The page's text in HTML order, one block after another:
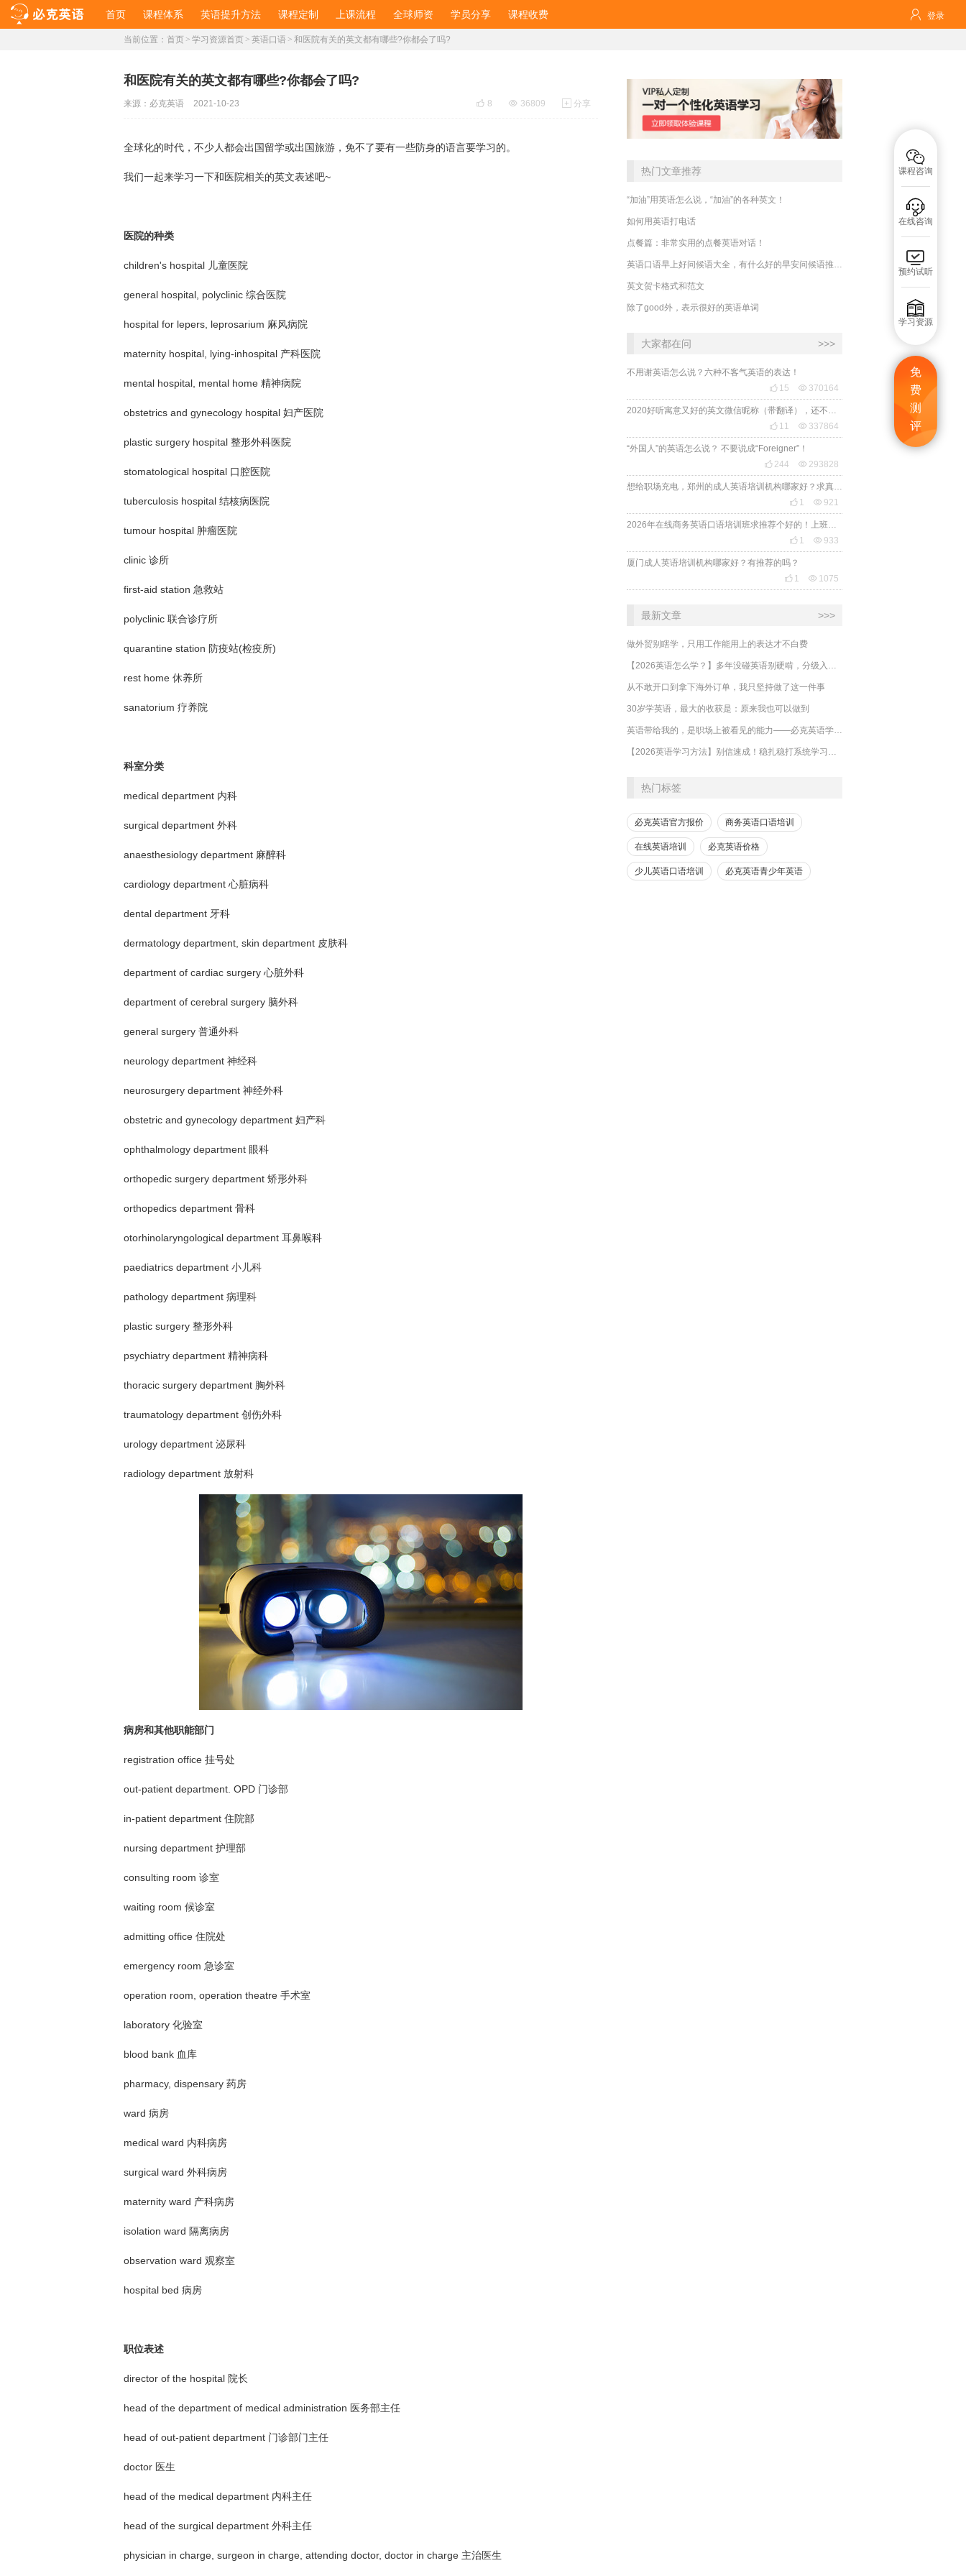
首页 课程体系 英语提升方法 课程定制 上课流程 全球师资 学员分享 课程收费  登录

课程咨询

在线咨询

预约试听

学习资源
免
费
测
评
当前位置： 首页 > 学习资源首页 > 英语口语 > 和医院有关的英文都有哪些?你都会了吗?
和医院有关的英文都有哪些?你都会了吗?
 8  36809  分享
来源： 必克英语 2021-10-23
全球化的时代，不少人都会出国留学或出国旅游，免不了要有一些防身的语言要学习的。
我们一起来学习一下和医院相关的英文表述吧~
医院的种类
children's hospital 儿童医院
general hospital, polyclinic 综合医院
hospital for lepers, leprosarium 麻风病院
maternity hospital, lying-inhospital 产科医院
mental hospital, mental home 精神病院
obstetrics and gynecology hospital 妇产医院
plastic surgery hospital 整形外科医院
stomatological hospital 口腔医院
tuberculosis hospital 结核病医院
tumour hospital 肿瘤医院
clinic 诊所
first-aid station 急救站
polyclinic 联合诊疗所
quarantine station 防疫站(检疫所)
rest home 休养所
sanatorium 疗养院
科室分类
medical department 内科
surgical department 外科
anaesthesiology department 麻醉科
cardiology department 心脏病科
dental department 牙科
dermatology department, skin department 皮肤科
department of cardiac surgery 心脏外科
department of cerebral surgery 脑外科
general surgery 普通外科
neurology department 神经科
neurosurgery department 神经外科
obstetric and gynecology department 妇产科
ophthalmology department 眼科
orthopedic surgery department 矫形外科
orthopedics department 骨科
otorhinolaryngological department 耳鼻喉科
paediatrics department 小儿科
pathology department 病理科
plastic surgery 整形外科
psychiatry department 精神病科
thoracic surgery department 胸外科
traumatology department 创伤外科
urology department 泌尿科
radiology department 放射科
病房和其他职能部门
registration office 挂号处
out-patient department. OPD 门诊部
in-patient department 住院部
nursing department 护理部
consulting room 诊室
waiting room 候诊室
admitting office 住院处
emergency room 急诊室
operation room, operation theatre 手术室
laboratory 化验室
blood bank 血库
pharmacy, dispensary 药房
ward 病房
medical ward 内科病房
surgical ward 外科病房
maternity ward 产科病房
isolation ward 隔离病房
observation ward 观察室
hospital bed 病房
职位表述
director of the hospital 院长
head of the department of medical administration 医务部主任
head of out-patient department 门诊部门主任
doctor 医生
head of the medical department 内科主任
head of the surgical department 外科主任
physician in charge, surgeon in charge, attending doctor, doctor in charge 主治医生
热门文章推荐
“加油”用英语怎么说，“加油”的各种英文！
如何用英语打电话
点餐篇：非常实用的点餐英语对话！
英文贺卡格式和范文
除了good外，表示很好的英语单词
大家都在问 >>>
不用谢英语怎么说？六种不客气英语的表达！
 15  370164
 11  337864
“外国人”的英语怎么说？ 不要说成“Foreigner”！
 244  293828
 1  921
 1  933
厦门成人英语培训机构哪家好？有推荐的吗？
 1  1075
最新文章 >>>
做外贸别瞎学，只用工作能用上的表达才不白费
从不敢开口到拿下海外订单，我只坚持做了这一件事
30岁学英语，最大的收获是：原来我也可以做到
热门标签
必克英语官方报价 商务英语口语培训
在线英语培训 必克英语价格
少儿英语口语培训 必克英语青少年英语